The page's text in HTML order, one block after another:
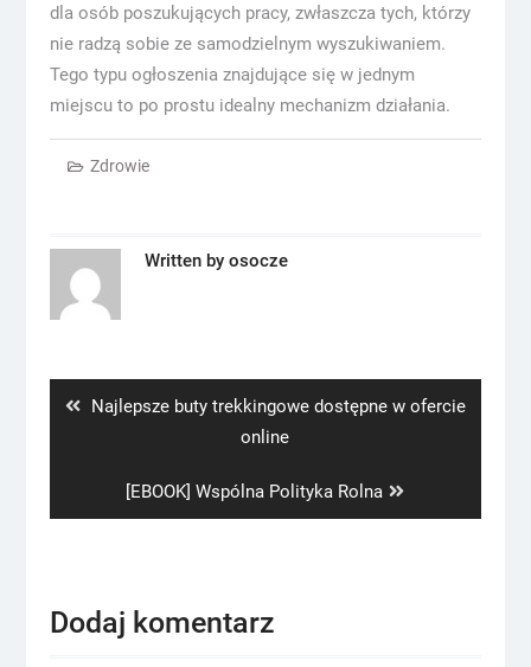
dla osób poszukujących pracy, zwłaszcza tych, którzy
nie radzą sobie ze samodzielnym wyszukiwaniem.
Tego typu ogłoszenia znajdujące się w jednym
miejscu to po prostu idealny mechanizm działania.
Zdrowie
Written by osocze
Previous
Najlepsze buty trekkingowe dostępne w ofercie
online
Next
post:
[EBOOK] Wspólna Polityka Rolna
Dodaj komentarz